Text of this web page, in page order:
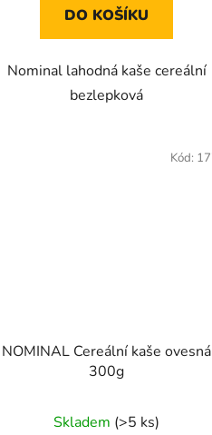
DO KOŠÍKU
Nominal lahodná kaše cereální
bezlepková
NOMINAL Cereální kaše ovesná
300g
Skladem (>5 ks)
Kód: